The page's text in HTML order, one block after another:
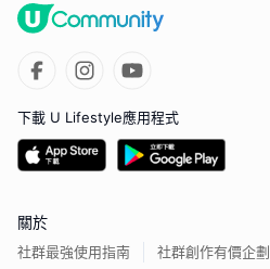
下載 U Lifestyle應用程式
關於
社群最強使用指南 社群創作有價企劃